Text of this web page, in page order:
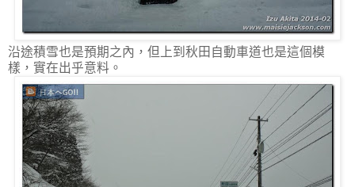
沿途積雪也是預期之內，但上到秋田自動車道也是這個模
樣，實在出乎意料。